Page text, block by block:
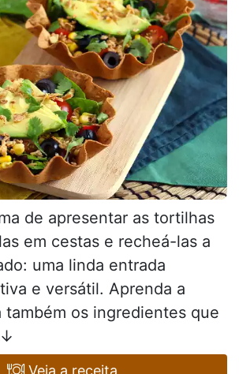
de apresentar as tortilhas
em cestas e recheá-las a
uma linda entrada
e versátil. Aprenda a
os ingredientes que